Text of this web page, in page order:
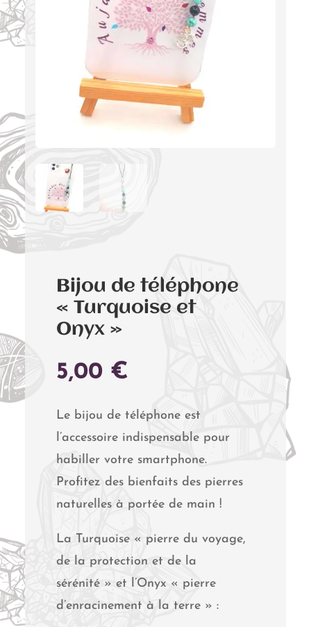
Bijou de téléphone
« Turquoise et
Onyx »
5,00 €
Le bijou de téléphone est
l’accessoire indispensable pour
habiller votre smartphone.
Profitez des bienfaits des pierres
naturelles à portée de main !
La Turquoise « pierre du voyage,
de la protection et de la
sérénité » et l’Onyx « pierre
d’enracinement à la terre » :